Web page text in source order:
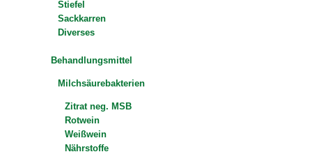
Stiefel
Sackkarren
Diverses
Behandlungsmittel
Milchsäurebakterien
Zitrat neg. MSB
Rotwein
Weißwein
Nährstoffe